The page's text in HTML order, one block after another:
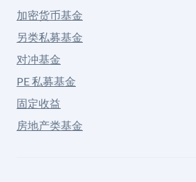
加密货币基金
另类私募基金
对冲基金
PE 私募基金
固定收益
房地产类基金